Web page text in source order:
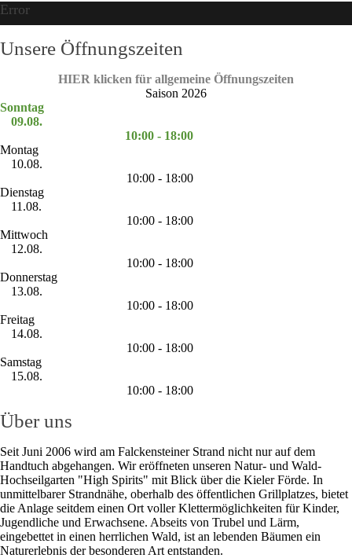
Error
Unsere Öffnungszeiten
HIER klicken für allgemeine Öffnungszeiten
Saison 2026
Sonntag
09.08.
10:00 - 18:00
Montag
10.08.
10:00 - 18:00
Dienstag
11.08.
10:00 - 18:00
Mittwoch
12.08.
10:00 - 18:00
Donnerstag
13.08.
10:00 - 18:00
Freitag
14.08.
10:00 - 18:00
Samstag
15.08.
10:00 - 18:00
Über uns
Seit Juni 2006 wird am Falckensteiner Strand nicht nur auf dem
Handtuch abgehangen. Wir eröffneten unseren Natur- und Wald-
Hochseilgarten "High Spirits" mit Blick über die Kieler Förde. In
unmittelbarer Strandnähe, oberhalb des öffentlichen Grillplatzes, bietet
die Anlage seitdem einen Ort voller Klettermöglichkeiten für Kinder,
Jugendliche und Erwachsene. Abseits von Trubel und Lärm,
eingebettet in einen herrlichen Wald, ist an lebenden Bäumen ein
Naturerlebnis der besonderen Art entstanden.